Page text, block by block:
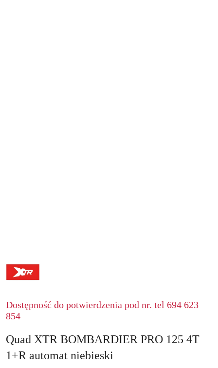
Dostępność do potwierdzenia pod nr. tel 694 623
854
Quad XTR BOMBARDIER PRO 125 4T
1+R automat niebieski